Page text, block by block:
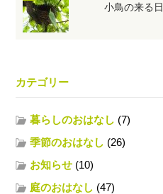
小鳥の来る日
カテゴリー
暮らしのおはなし (7)
季節のおはなし (26)
お知らせ (10)
庭のおはなし (47)